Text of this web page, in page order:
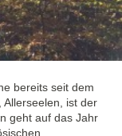
bereits seit dem
Allerseelen, ist der
geht auf das Jahr